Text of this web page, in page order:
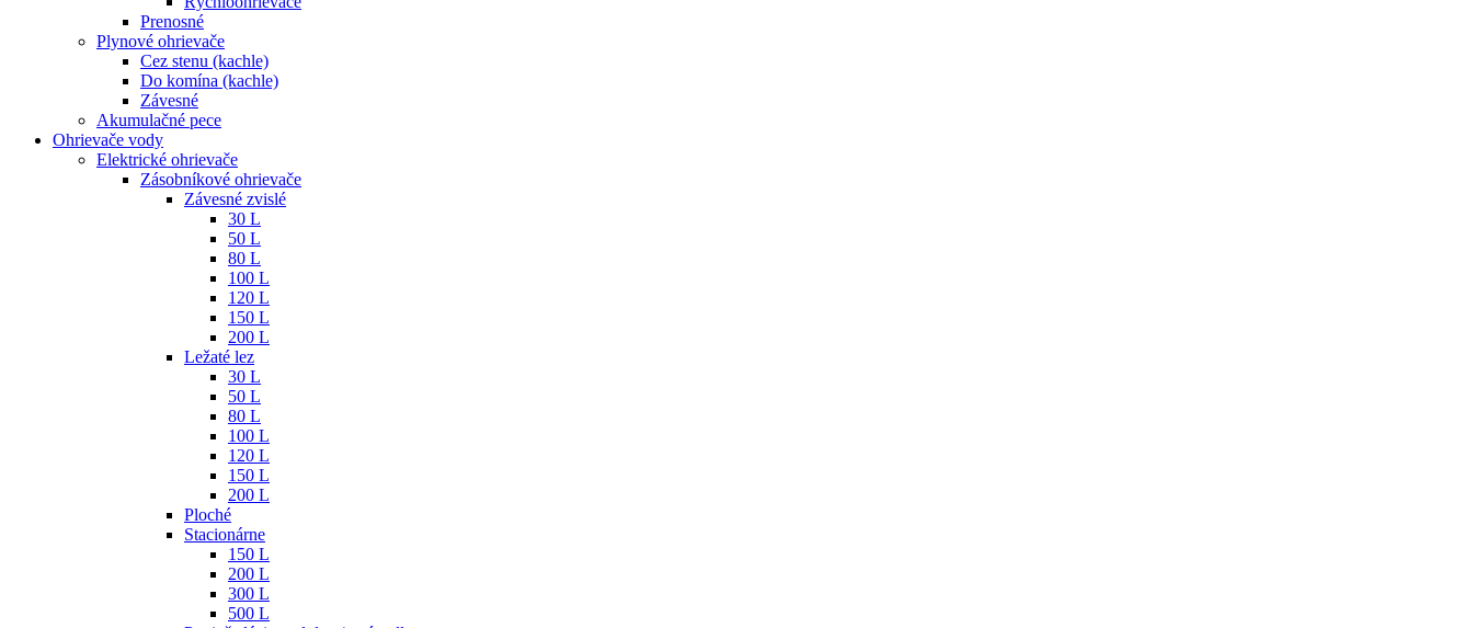
Prenosné
Plynové ohrievače
Cez stenu (kachle)
Do komína (kachle)
Závesné
Akumulačné pece
Ohrievače vody
Elektrické ohrievače
Zásobníkové ohrievače
Závesné zvislé
30 L
50 L
80 L
100 L
120 L
150 L
200 L
Ležaté lez
30 L
50 L
80 L
100 L
120 L
150 L
200 L
Ploché
Stacionárne
150 L
200 L
300 L
500 L